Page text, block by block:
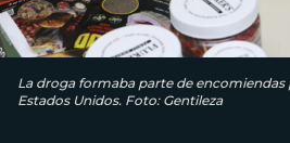
La droga formaba parte de encomiendas
Estados Unidos. Foto: Gentileza